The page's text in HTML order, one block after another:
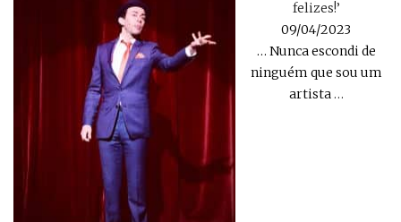
felizes!’
09/04/2023
… Nunca escondi de
ninguém que sou um
artista…